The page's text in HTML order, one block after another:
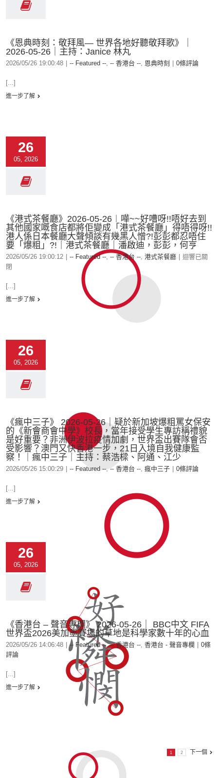
《恩典時刻：敬拜風— 世界各地好聽敬拜歌》｜
2026-05-26｜主持：Janice 林丸
2026/05/26 19:00:48 -- Featured --, -- 香港台 --, 恩典時刻 0條評論
[...]
進一步了解
26
05, 2026
《港式茶餐廳》2026-05-26︱嘩~~好嘈呀!!唔好去到
其他國家嘅食店都將佢變成「港式茶餐廳」得唔得呀!!
港人係日本餐廳大聲傾談有幾黑人憎?!彭彭都忍唔住
要「爆粗」?!｜港式茶餐廳｜潘啟迪，彭彭，何亨
2026/05/26 19:00:12 -- Featured --, -- 香港台 --, 港式茶餐廳
迴響已關
閉
[...]
進一步了解
26
05, 2026
《瘋中三子》 2026-05-26｜疑於新加坡爆粗罵女保安
的《新會商會中學》校長，當年接受學生專訪稱禮貌
是好重要？非洲伊波拉疫情加劇，世界盃出賽隊會否
受影響？澳門又快香港一步，21日入境自我健康監
察！｜瘋中三子｜主持：蔡浩樑、阿通、江少
2026/05/26 15:00:29 -- Featured --,-- 香港台 --, 瘋中三子 0條評論
[...]
進一步了解
26
05, 2026
《香港台 – 聲音專欄》 2026-05-26｜ BBC中文 FIFA
世界盃2026美加墨賽場的草地是科學家數十年的心血
2026/05/26 14:06:48 -- Featured --,-- 香港台 --, 香港台 - 聲音專欄
0條
評論
[...]
進一步了解
1 2 下一個